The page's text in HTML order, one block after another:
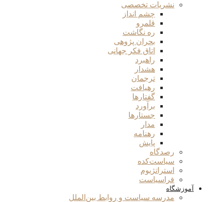
نشریات تخصصی
چشم انداز
قلمرو
ره نگاشت
بحران پژوهی
اتاق فکر جهانی
راهبرد
هشدار
ترجمان
رهیافت
گفتارها
برآورد
جستارها
مدار
رهنامه
پایش
رصدگاه
سیاست‌کده
استراتژیوم
فراسیاست
آموزشگاه
مدرسه سیاست و روابط بین‌الملل